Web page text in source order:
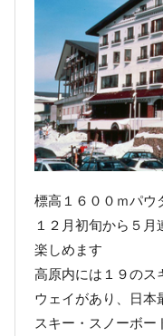
標高１６００ｍパウ
１２月初旬から５
楽しめます
高原内には１９のス
ウェイがあり、日本
スキー・スノーボー